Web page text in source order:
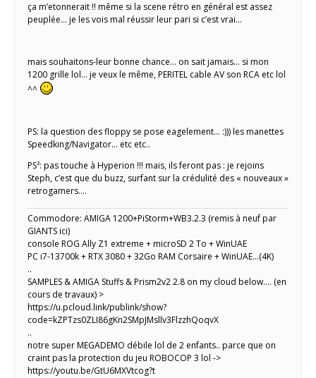
ça m’etonnerait !! même si la scene rétro en général est assez
peuplée… je les vois mal réussir leur pari si c’est vrai…
mais souhaitons-leur bonne chance… on sait jamais… si mon
1200 grille lol… je veux le même, PERITEL cable AV son RCA etc lol
^^
PS: la question des floppy se pose eagelement… :))) les manettes
Speedking/Navigator… etc etc..
PS²: pas touche à Hyperion !!! mais, ils feront pas : je rejoins
Steph, c’est que du buzz, surfant sur la crédulité des « nouveaux »
retrogamers….
Commodore: AMIGA 1200+PiStorm+WB3.2.3 (remis à neuf par
GIANTS ici)
console ROG Ally Z1 extreme + microSD 2 To + WinUAE
PC i7-13700k + RTX 3080 + 32Go RAM Corsaire + WinUAE...(4K)
..
SAMPLES & AMIGA Stuffs & Prism2v2 2.8 on my cloud below.... (en
cours de travaux) >
https://u.pcloud.link/publink/show?
code=kZPTzs0ZLI86gKn2SMpJMsllv3FlzzhQoqvX
..
notre super MEGADEMO débile lol de 2 enfants.. parce que on
craint pas la protection du jeu ROBOCOP 3 lol ->
https://youtu.be/GtU6MXVtcog?t